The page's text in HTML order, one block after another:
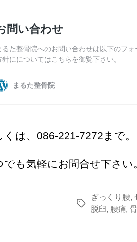
くは、086-221-7272まで。
でも気軽にお問合せ下さい
タ
ぎっくり腰,
脱臼, 腰痛,